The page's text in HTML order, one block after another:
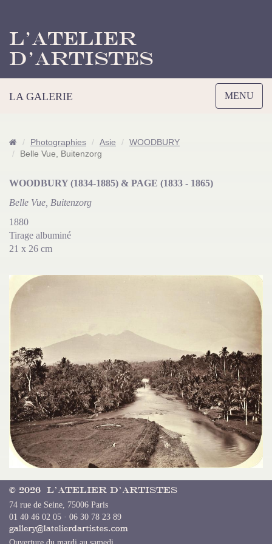
L’Atelier
d’Artistes
Toggle
navigation
MENU
LA GALERIE
Photographies Asie
WOODBURY
Belle Vue, Buitenzorg
WOODBURY (1834-1885) & PAGE (1833 - 1865)
Belle Vue, Buitenzorg
1880
Tirage albuminé
21 x 26 cm
© 2026 L’Atelier d’Artistes
74 rue de Seine, 75006 Paris
01 40 46 02 05 · 06 30 78 23 89